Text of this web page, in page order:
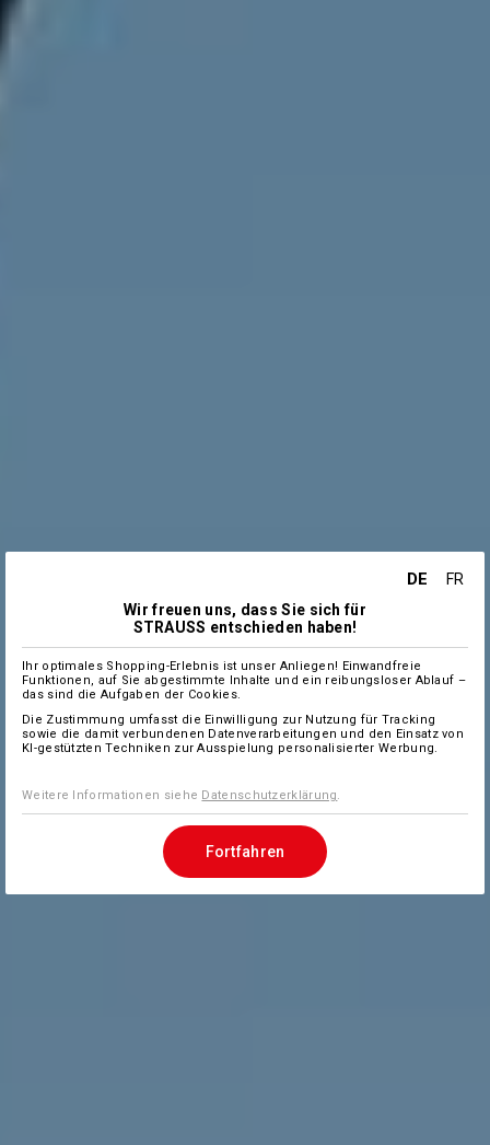
DE
FR
Wir freuen uns, dass Sie sich für
STRAUSS entschieden haben!
Ihr optimales Shopping-Erlebnis ist unser Anliegen! Einwandfreie
Funktionen, auf Sie abgestimmte Inhalte und ein reibungsloser Ablauf –
das sind die Aufgaben der Cookies.
Die Zustimmung umfasst die Einwilligung zur Nutzung für Tracking
sowie die damit verbundenen Datenverarbeitungen und den Einsatz von
KI-gestützten Techniken zur Ausspielung personalisierter Werbung.
Weitere Informationen siehe Datenschutzerklärung
Fortfahren